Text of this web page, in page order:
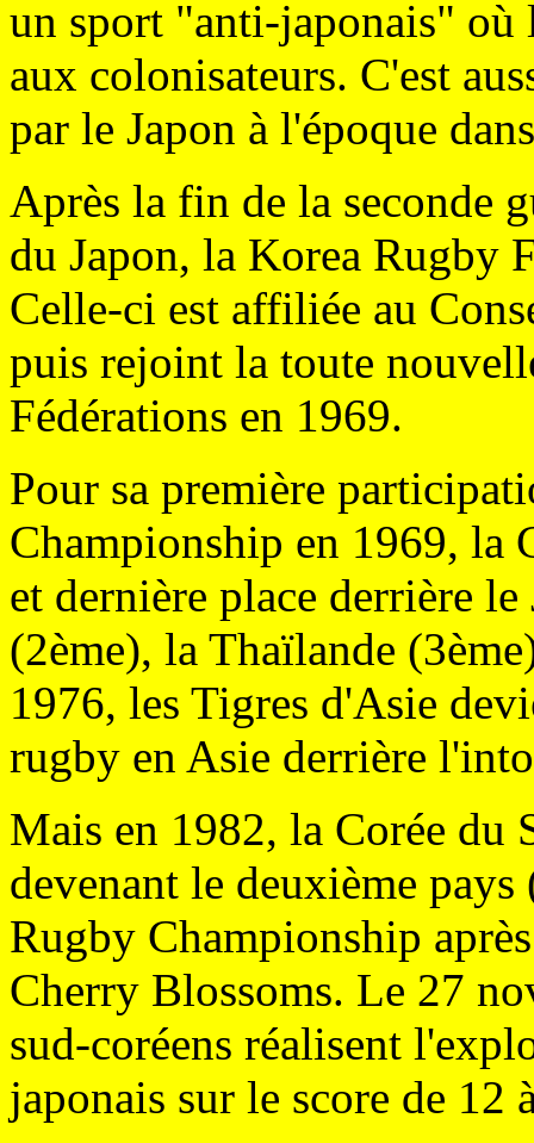
un sport "anti-japonais" où
aux colonisateurs. C'est
par le Japon à l'époque
Après la fin de la seconde
du Japon, la Korea Rugby
Celle-ci est affiliée au
puis rejoint la toute
Fédérations en 1969.
Pour sa première
Championship en 1969, la
et dernière place derrière
(2ème), la Thaïlande
1976, les Tigres d'Asie
rugby en Asie derrière
Mais en 1982, la Corée du
devenant le deuxième
Rugby Championship
Cherry Blossoms. Le 27
sud-coréens réalisent
japonais sur le score de 12